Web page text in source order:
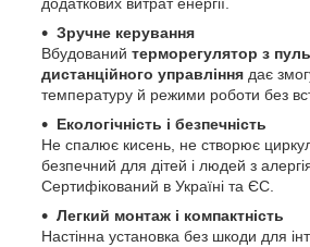
Зручне керування
Вбудований терморегулятор з
дистанційного управління дає
температуру й режими роботи без
Екологічність і безпечність
Не спалює кисень, не створює
безпечний для дітей і людей з
Сертифікований в Україні та ЄС.
Легкий монтаж і компактність
Настінна установка без шкоди для